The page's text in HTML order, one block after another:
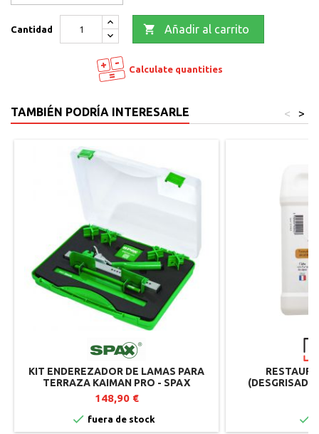
Cantidad  Añadir al carrito
Calculate quantities
TAMBIÉN PODRÍA INTERESARLE >
<
KIT ENDEREZADOR DE LAMAS PARA
TERRAZA KAIMAN PRO - SPAX
148,90 €
 fuera de stock 